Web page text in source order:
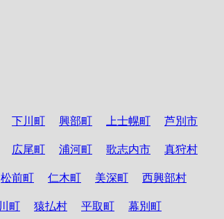
下川町 興部町 上士幌町 芦別市
広尾町 浦河町 歌志内市 真狩村
松前町 仁木町 美深町 西興部村
町 猿払村 平取町 幕別町